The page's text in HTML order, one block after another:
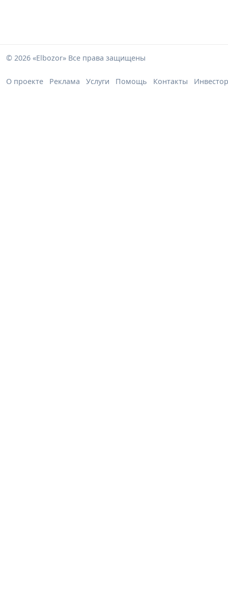
© 2026 «Elbozor» Все права защищены
О проекте Реклама Услуги Помощь Контакты